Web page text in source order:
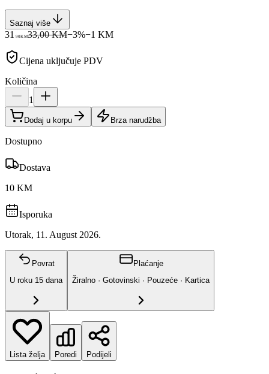
Saznaj više
31 90KM33,00 KM−3%−1 KM
Cijena uključuje PDV
Količina
1
Dodaj u korpu Brza narudžba
Dostupno
Dostava
10 KM
Isporuka
Utorak, 11. August 2026.
Povrat
U roku 15 dana
Plaćanje
Žiralno · Gotovinski · Pouzeće · Kartica
Lista želja Poredi Podijeli